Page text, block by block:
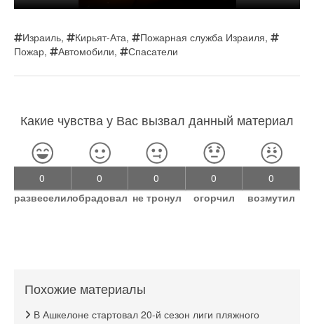
Израиль, Кирьят-Ата, Пожарная служба Израиля,
Пожар, Автомобили, Спасатели
Какие чувства у Вас вызвал данный материал
0
развеселил
0
обрадовал
0
не тронул
0
огорчил
0
возмутил
Похожие материалы
В Ашкелоне стартовал 20-й сезон лиги пляжного